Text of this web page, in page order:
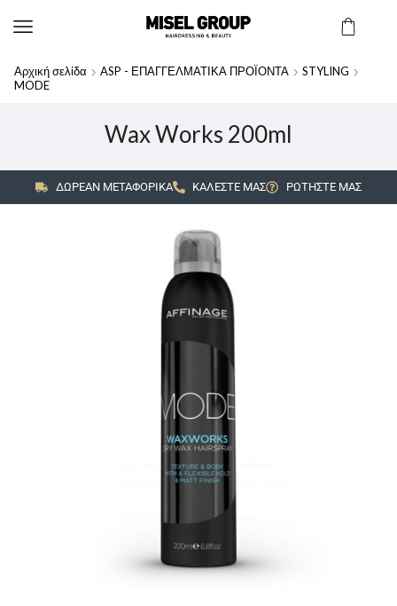
Αρχική σελίδα ASP - ΕΠΑΓΓΕΛΜΑΤΙΚΑ ΠΡΟΪΟΝΤΑ
STYLING
MODE
Wax Works 200ml
ΔΩΡΕΑΝ ΜΕΤΑΦΟΡΙΚΑ ΚΑΛΕΣΤΕ ΜΑΣ ΡΩΤΗΣΤΕ ΜΑΣ